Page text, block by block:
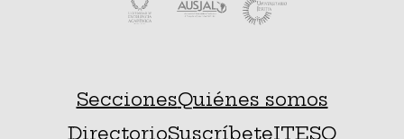
SeccionesQuiénes somos
DirectorioSuscríbeteITESO